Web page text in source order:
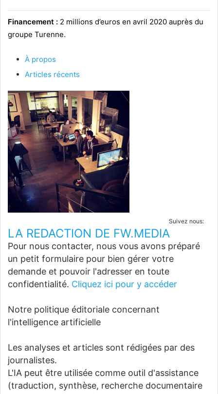
Financement : 2 millions d’euros en avril 2020 auprès du
groupe Turenne.
À propos
Articles récents
Suivez nous:
LA REDACTION DE FW.MEDIA
Pour nous contacter, nous vous avons préparé
un petit formulaire pour bien gérer votre
demande et pouvoir l'adresser en toute
confidentialité. Cliquez ici pour y accéder
Notre politique éditoriale concernant
l'intelligence artificielle
Les analyses et articles sont rédigées par des
journalistes.
L'IA peut être utilisée comme outil d'assistance
(traduction, synthèse, recherche documentaire